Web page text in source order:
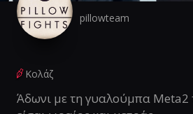
pillowteam
Κολάζ
Άδωνι με τη γυαλούμπα